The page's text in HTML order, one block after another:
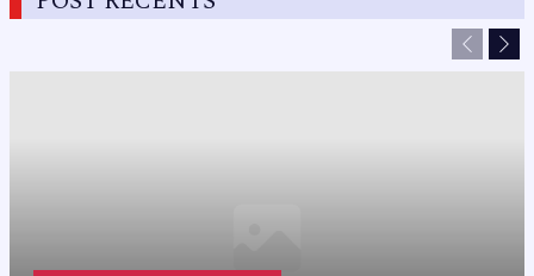
Previous
Next